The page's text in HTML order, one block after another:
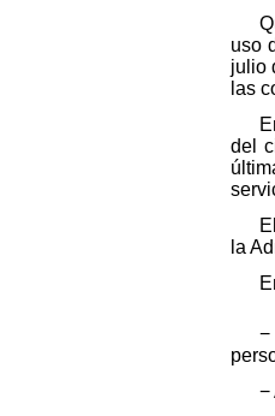
uso
julio
las
del
la
−
−